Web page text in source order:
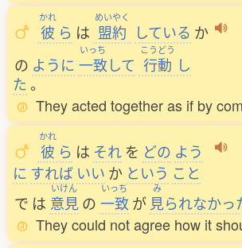
かれ
彼 ら は
めいやく
盟約 している か
の ように
いっち
一致して
こうどう
行動 し
た。
They acted together as if by
かれ
彼 ら は それ を どの よう
に すれば いい か という こと
で は
いけん
意見 の
いっち
一致 が
み
見られなかっ
They could not agree how it